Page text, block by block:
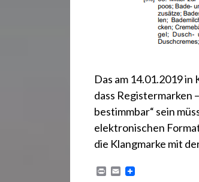
Das am 14.01.2019
dass Registermarken
bestimmbar“ sein
elektronischen
die Klangmarke mit
P
E